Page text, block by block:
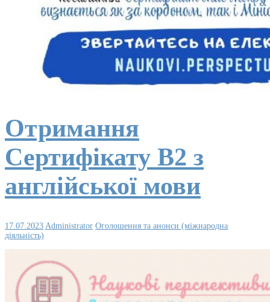
Отримання
Сертифікату В2 з
англійської мови
17.07.2023 Administrator Оголошення та анонси (міжнародна
діяльність)